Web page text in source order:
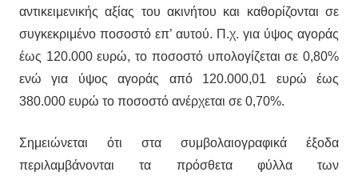
αντικειμενικής αξίας του ακινήτου και καθορίζονται σε
συγκεκριμένο ποσοστό επ’ αυτού. Π.χ. για ύψος αγοράς
έως 120.000 ευρώ, το ποσοστό υπολογίζεται σε 0,80%
ενώ για ύψος αγοράς από 120.000,01 ευρώ έως
380.000 ευρώ το ποσοστό ανέρχεται σε 0,70%.
Σημειώνεται ότι στα συμβολαιογραφικά έξοδα
περιλαμβάνονται τα πρόσθετα φύλλα των